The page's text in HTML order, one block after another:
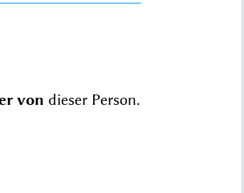
von dieser Person.